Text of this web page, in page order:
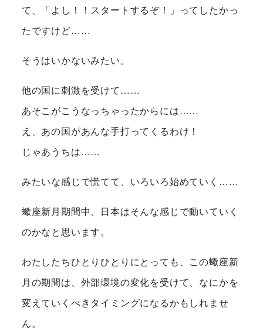
て、「よし！！スタートするぞ！」ってしたかっ
たですけど……
そうはいかないみたい。
他の国に刺激を受けて……
あそこがこうなっちゃったからには……
え、あの国があんな手打ってくるわけ！
じゃあうちは……
みたいな感じで慌てて、いろいろ始めていく……
蠍座新月期間中、日本はそんな感じで動いていく
のかなと思います。
わたしたちひとりひとりにとっても、この蠍座新
月の期間は、外部環境の変化を受けて、なにかを
変えていくべきタイミングになるかもしれませ
ん。